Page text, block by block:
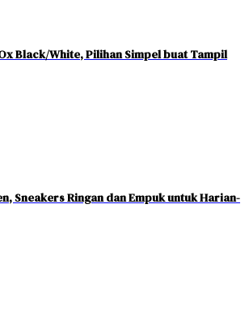
Black/White, Pilihan Simpel buat Tampil
Sneakers Ringan dan Empuk untuk Harian-